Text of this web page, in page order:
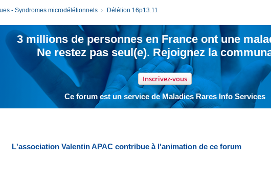
- Syndromes microdélétionnels Délétion 16p13.11
3 millions de personnes en France ont une
Ne restez pas seul(e). Rejoignez la
Inscrivez-vous
Ce forum est un service de Maladies Rares Info Services
L'association Valentin APAC contribue à l'animation de ce forum